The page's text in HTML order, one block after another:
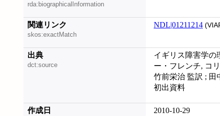
rda:biographicalInformation
関連リンク
skos:exactMatch
NDL|01211214
出典
dct:source
イギリス障害学の
ー・フレンチ, コ
竹前栄治 監訳 ; 田
初出資料
作成日 2010-10-29